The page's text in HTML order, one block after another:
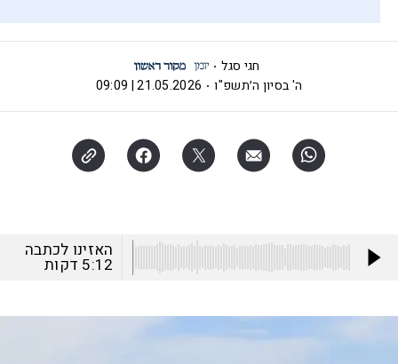
חגי סגל
ה' בסיון ה׳תשפ"ו
21.05.2026 | 09:09
האזינו לכתבה
5:12 דקות